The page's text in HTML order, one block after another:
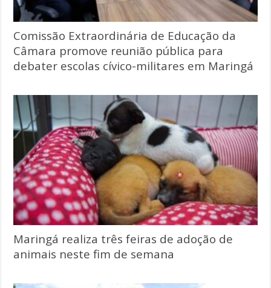
Comissão Extraordinária de Educação da
Câmara promove reunião pública para
debater escolas cívico-militares em Maringá
Maringá realiza três feiras de adoção de
animais neste fim de semana